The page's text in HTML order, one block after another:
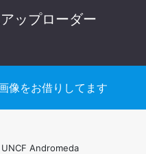
ップローダー
像をお借りしてます
UNCF Andromeda